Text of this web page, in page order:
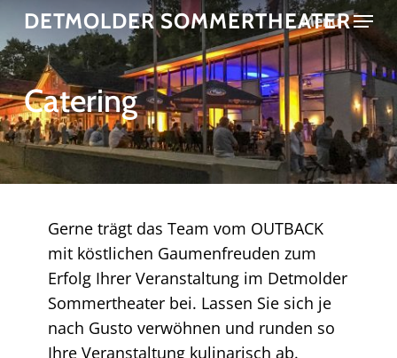
Skip
to
main
content
DETMOLDER SOMMERTHEATER
Menu
Catering
Gerne trägt das Team vom OUTBACK
mit köstlichen Gaumenfreuden zum
Erfolg Ihrer Veranstaltung im Detmolder
Sommertheater bei. Lassen Sie sich je
nach Gusto verwöhnen und runden so
Ihre Veranstaltung kulinarisch ab.